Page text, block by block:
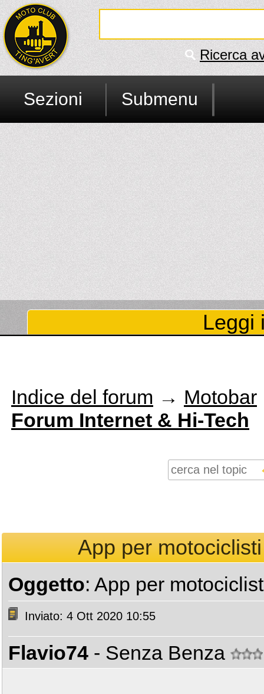
Ricerca
Sezioni Submenu
Leggi
Indice del forum → Motobar
Forum Internet & Hi-Tech
App per
Oggetto: App per
Inviato: 4 Ott 2020 10:55
Flavio74 - Senza Benza